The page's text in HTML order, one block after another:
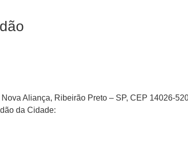
Aliança, Ribeirão Preto – SP, CEP 14026-
da Cidade: